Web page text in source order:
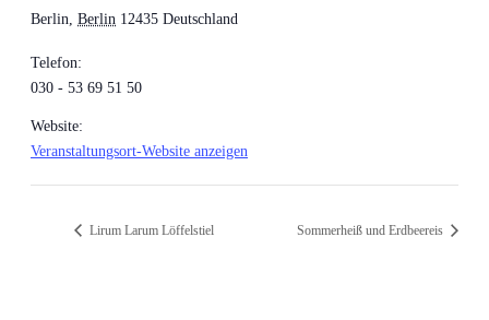
Berlin Berlin 12435 Deutschland
Telefon:
030 - 53 69 51 50
Website:
Veranstaltungsort-Website anzeigen
Lirum Larum Löffelstiel Sommerheiß und Erdbeereis